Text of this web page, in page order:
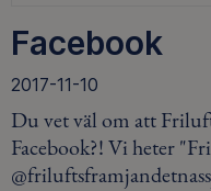
Facebook
2017-11-10
Du vet väl om att
Facebook?! Vi heter